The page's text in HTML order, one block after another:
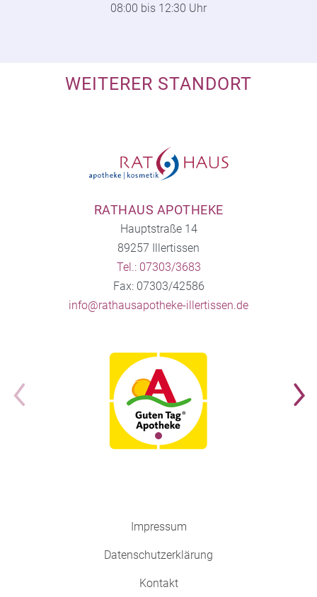
08:00 bis 12:30 Uhr
WEITERER STANDORT
RATHAUS APOTHEKE
Hauptstraße 14
89257 Illertissen
Tel.: 07303/3683
Fax: 07303/42586
info@rathausapotheke-illertissen.de
Impressum
Datenschutzerklärung
Kontakt